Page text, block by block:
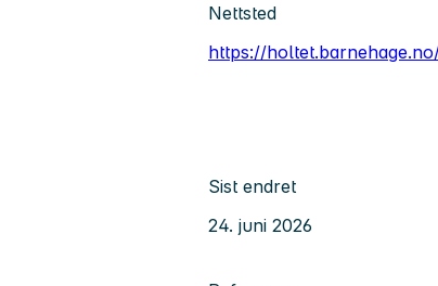
Nettsted
https://
Sist endret
24. juni 2026